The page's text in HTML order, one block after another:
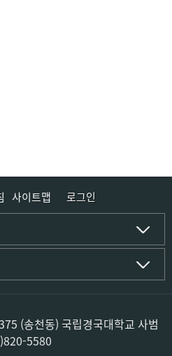
사이트맵 로그인
(송천동) 국립경국대학교 사범
5580